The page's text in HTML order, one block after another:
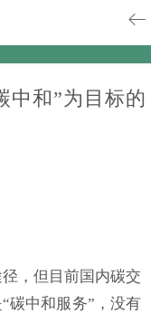
中和”为目标的
，但目前国内碳交
碳中和服务”，没有